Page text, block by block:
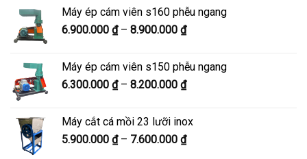
8.500.000 ₫
Máy ép cám viên s160 phễu ngang
6.900.000 ₫ – 8.900.000 ₫Khoảng
từ
6.900.000 ₫
đến
Máy ép cám viên s150 phễu ngang
6.300.000 ₫ – 8.200.000 ₫Khoảng
6.300.000 ₫
đến
Máy cắt cá mồi 23 lưỡi inox
5.900.000 ₫ – 7.600.000 ₫Khoảng